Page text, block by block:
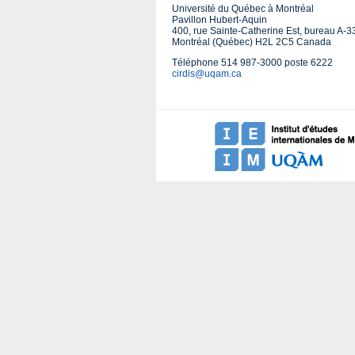
Université du Québec à Montréal
Pavillon Hubert-Aquin
400, rue Sainte-Catherine Est, bureau A-
Montréal (Québec) H2L 2C5 Canada
Téléphone 514 987-3000 poste 6222
cirdis@uqam.ca